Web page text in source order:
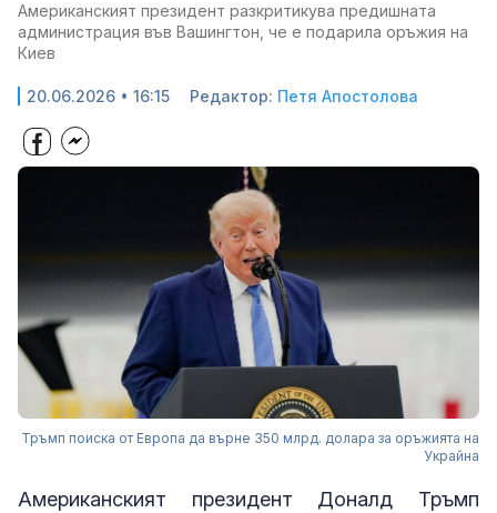
Американският президент разкритикува предишната
администрация във Вашингтон, че е подарила оръжия на
Киeв
20.06.2026 • 16:15 Редактор: Петя Апостолова
Тръмп поиска от Европа да върне 350 млрд. долара за оръжията на
Украйна
Американският президент Доналд Тръмп